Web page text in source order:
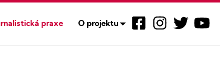
praxe O projektu